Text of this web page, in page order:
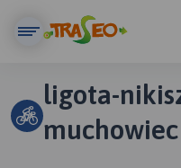
ligota-
muchowiec